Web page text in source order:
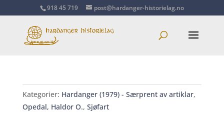
918 45 719 post@hardanger-historielag.no
Kategorier: Hardanger (1979) - Særprent av artiklar,
Opedal, Haldor O., Sjøfart